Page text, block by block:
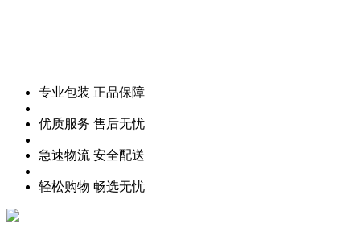
专业包装 正品保障
优质服务 售后无忧
急速物流 安全配送
轻松购物 畅选无忧